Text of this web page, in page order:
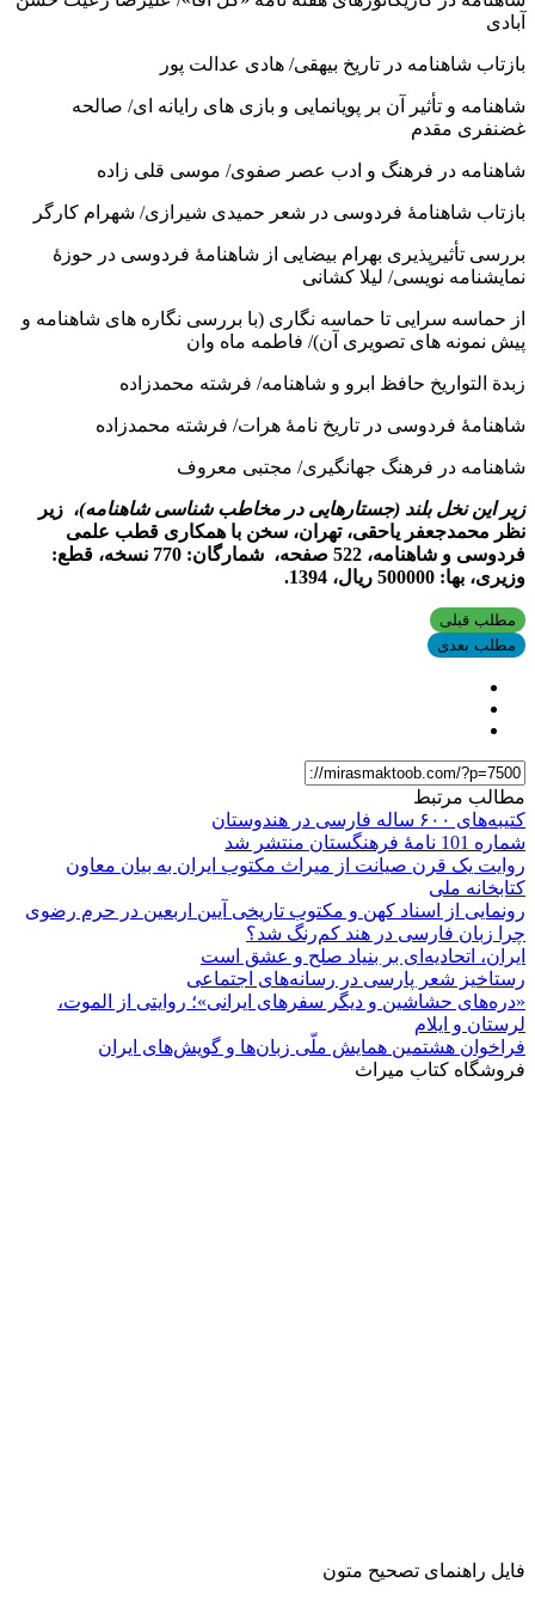
آبادی
بازتاب شاهنامه در تاریخ بیهقی/ هادی عدالت پور
شاهنامه و تأثیر آن بر پویانمایی و بازی های رایانه ای/ صالحه
غضنفری مقدم
شاهنامه در فرهنگ و ادب عصر صفوی/ موسی قلی زاده
بازتاب شاهنامۀ فردوسی در شعر حمیدی شیرازی/ شهرام کارگر
بررسی تأثیرپذیری بهرام بیضایی از شاهنامۀ فردوسی در حوزۀ
نمایشنامه نویسی/ لیلا کشانی
از حماسه سرایی تا حماسه نگاری (با بررسی نگاره های شاهنامه و
پیش نمونه های تصویری آن)/ فاطمه ماه وان
زبدة التواریخ حافظ ابرو و شاهنامه/ فرشته محمدزاده
شاهنامۀ فردوسی در تاریخ نامۀ هرات/ فرشته محمدزاده
شاهنامه در فرهنگ جهانگیری/ مجتبی معروف
زیر این نخل بلند (جستارهایی در مخاطب شناسی شاهنامه)، زیر
نظر محمدجعفر یاحقی، تهران، سخن با همکاری قطب علمی
فردوسی و شاهنامه، 522 صفحه، شمارگان: 770 نسخه، قطع:
وزیری، بها: 500000 ریال، 1394.
مطلب قبلی
مطلب بعدی
مطالب مرتبط
کتیبه‌های ۶۰۰ ساله فارسی در هندوستان
شماره 101 نامۀ فرهنگستان منتشر شد
روایت یک قرن صیانت از میراث مکتوب ایران به بیان معاون
کتابخانه ملی
رونمایی از اسناد کهن و مکتوب تاریخی آیین اربعین در حرم رضوی
چرا زبان فارسی در هند کم‌رنگ شد؟
ایران، اتحادیه‌ای بر بنیاد صلح و عشق است
رستاخیز شعر پارسی در رسانه‌های اجتماعی
«دره‌های حشاشین و دیگر سفرهای ایرانی»؛ روایتی از الموت،
لرستان و ایلام
فراخوان هشتمین همایش ملّی زبان‌ها و گویش‌های ایران
فروشگاه کتاب میراث
فایل راهنمای تصحیح متون